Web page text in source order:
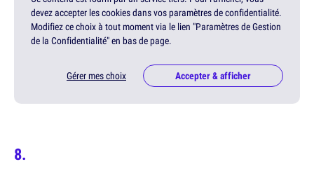
devez accepter les cookies dans vos paramètres de confidentialité.
Modifiez ce choix à tout moment via le lien "Paramètres de Gestion
de la Confidentialité" en bas de page.
Gérer mes choix Accepter & afficher